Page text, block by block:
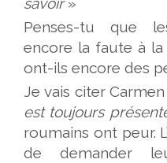
Penses-tu que
encore la faute à
ont-ils encore des
Je vais citer
est toujours
roumains ont peur.
de demander